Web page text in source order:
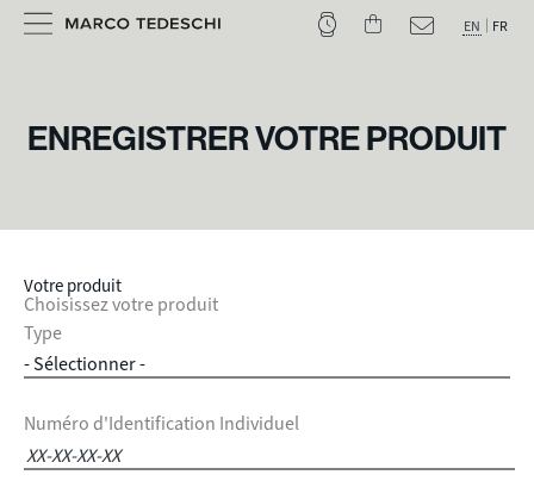
EN FR
ENREGISTRER VOTRE PRODUIT
Votre produit
Choisissez votre produit
Type
Numéro d'Identification Individuel